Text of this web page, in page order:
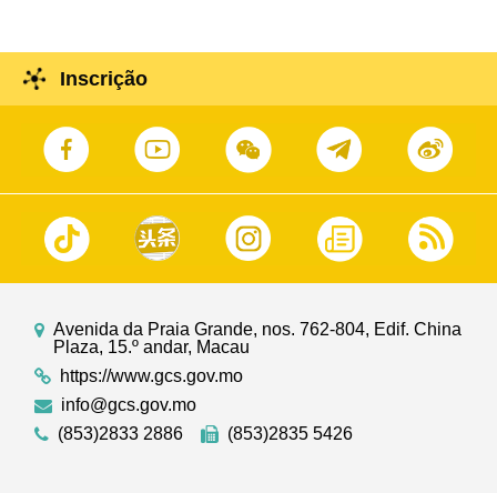
Inscrição
Avenida da Praia Grande, nos. 762-804, Edif. China
Plaza, 15.º andar, Macau
https://www.gcs.gov.mo
info@gcs.gov.mo
(853)2833 2886
(853)2835 5426